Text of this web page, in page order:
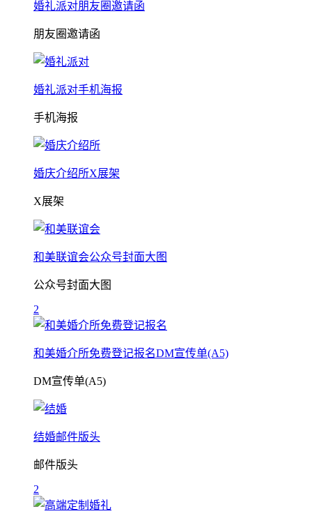
婚礼派对朋友圈邀请函
朋友圈邀请函
婚礼派对手机海报
手机海报
婚庆介绍所X展架
X展架
和美联谊会公众号封面大图
公众号封面大图
2
和美婚介所免费登记报名DM宣传单(A5)
DM宣传单(A5)
结婚邮件版头
邮件版头
2